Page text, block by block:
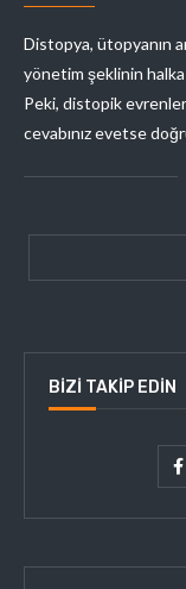
Distopya, ütopyanın
yönetim şeklinin halka
Peki, distopik
cevabınız evetse
BIZI TAKIP EDIN